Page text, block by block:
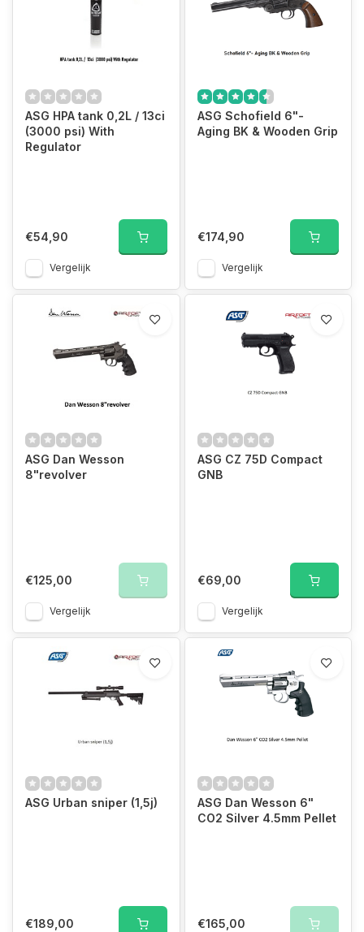
ASG HPA tank 0,2L / 13ci
(3000 psi) With
Regulator
€54,90
Vergelijk
ASG Schofield 6"-
Aging BK & Wooden Grip
€174,90
Vergelijk
ASG Dan Wesson
8"revolver
€125,00
Vergelijk
ASG CZ 75D Compact
GNB
€69,00
Vergelijk
ASG Urban sniper (1,5j)
€189,00
ASG Dan Wesson 6"
CO2 Silver 4.5mm Pellet
€165,00